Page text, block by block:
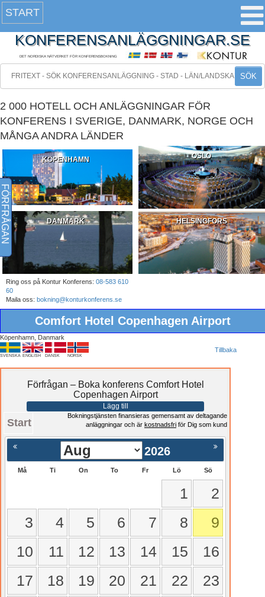
START
KONFERENSANLÄGGNINGAR.SE
DET NORDISKA NÄTVERKET FÖR KONFERENSBOKNING
SÖK
2 000 HOTELL OCH ANLÄGGNINGAR FÖR
KONFERENS I SVERIGE, DANMARK, NORGE OCH
MÅNGA ANDRA LÄNDER
KÖPENHAMN OSLO
DANMARK HELSINGFORS
Ring oss på Kontur Konferens: 08-583 610
60
Maila oss: bokning@konturkonferens.se
Comfort Hotel Copenhagen Airport
Köpenhamn, Danmark
SVENSKA ENGLISH DANSK NORSK
Tillbaka
FÖRFRÅGAN
Förfrågan – Boka konferens Comfort Hotel
Copenhagen Airport
Lägg till
Start
Bokningstjänsten finansieras gemensamt av deltagande
anläggningar och är kostnadsfri för Dig som kund
2026
Må Ti On To Fr Lö Sö
1
2
3
4 5 6 7 8
9
10
11 12 13 14 15
16
17
18 19 20 21 22
23